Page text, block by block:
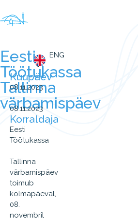
ENG
Eesti
Töötukassa
Tallinna
värbamispäev
Kuupäev
08.11.2023
–
08.11.2023
Korraldaja
Eesti
Töötukassa
Tallinna
värbamispäev
toimub
kolmapäeval,
08.
novembril